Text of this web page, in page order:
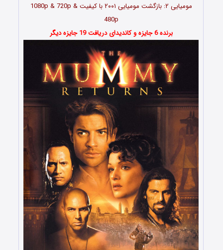
مومیایی ۲: بازگشت مومیایی ۲۰۰۱ با کیفیت 1080p & 720p &
480p
برنده 6 جایزه و کاندیدای دریافت 19 جایزه دیگر